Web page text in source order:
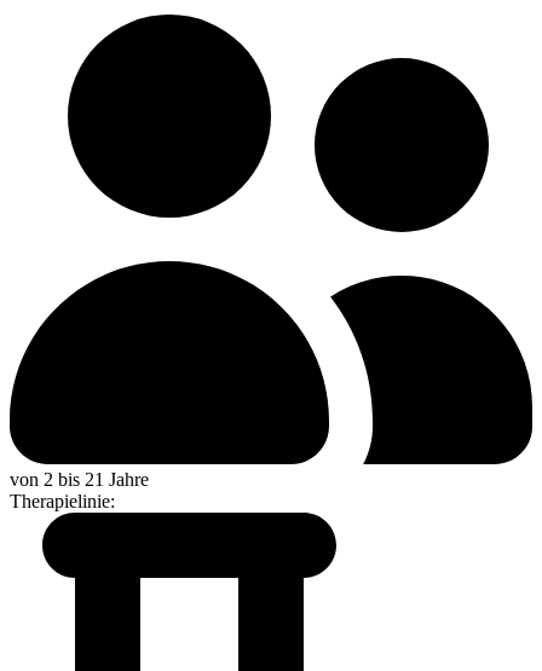
von 2 bis 21 Jahre
Therapielinie: